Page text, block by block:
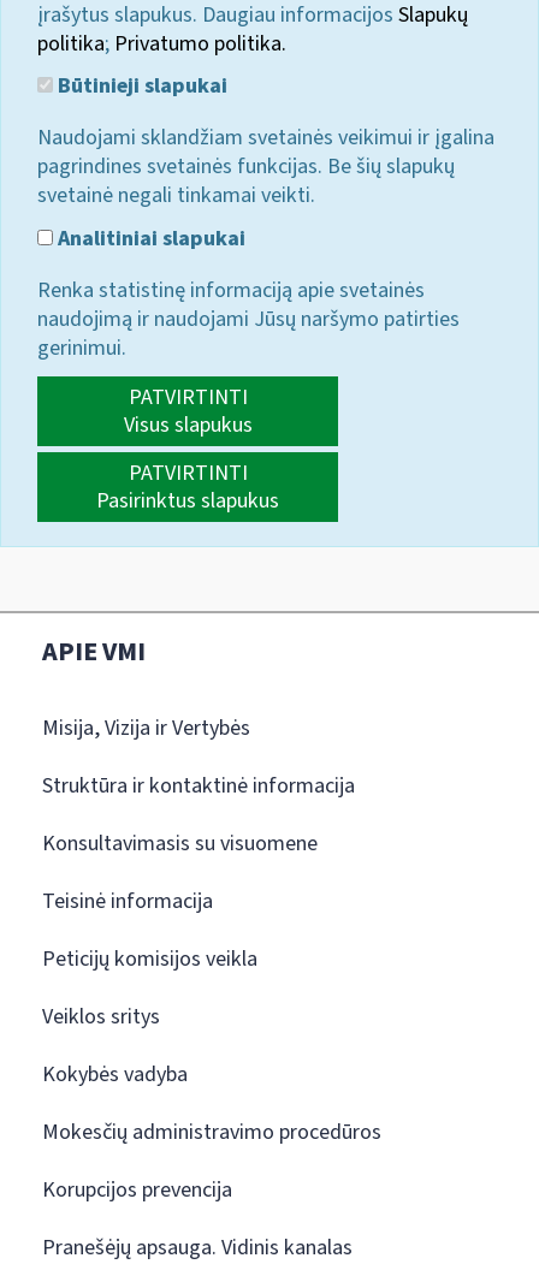
įrašytus slapukus. Daugiau informacijos Slapukų
politika; Privatumo politika.
Būtinieji slapukai
Naudojami sklandžiam svetainės veikimui ir įgalina
pagrindines svetainės funkcijas. Be šių slapukų
svetainė negali tinkamai veikti.
Analitiniai slapukai
Renka statistinę informaciją apie svetainės
naudojimą ir naudojami Jūsų naršymo patirties
gerinimui.
PATVIRTINTI
Visus slapukus
PATVIRTINTI
Pasirinktus slapukus
APIE VMI
Misija, Vizija ir Vertybės
Struktūra ir kontaktinė informacija
Konsultavimasis su visuomene
Teisinė informacija
Peticijų komisijos veikla
Veiklos sritys
Kokybės vadyba
Mokesčių administravimo procedūros
Korupcijos prevencija
Pranešėjų apsauga. Vidinis kanalas